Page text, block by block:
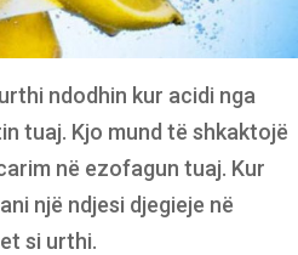
ndodhin kur acidi nga
tuaj. Kjo mund të shkaktojë
në ezofagun tuaj. Kur
një ndjesi djegieje në
si urthi.